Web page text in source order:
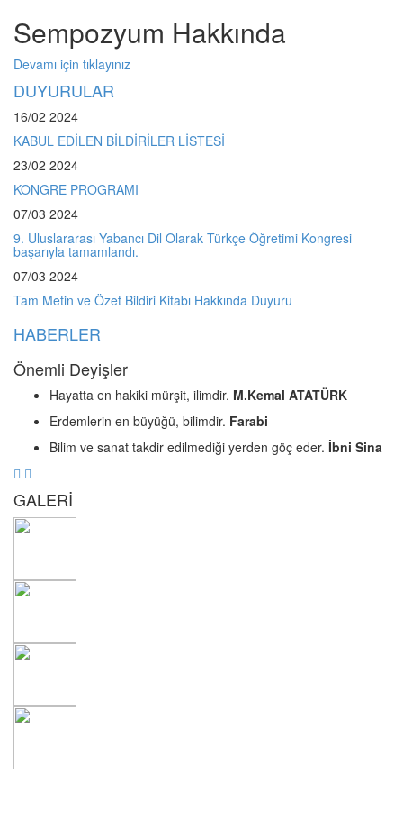
Sempozyum Hakkında
Devamı için tıklayınız
DUYURULAR
16/02 2024
KABUL EDİLEN BİLDİRİLER LİSTESİ
23/02 2024
KONGRE PROGRAMI
07/03 2024
9. Uluslararası Yabancı Dil Olarak Türkçe Öğretimi Kongresi
başarıyla tamamlandı.
07/03 2024
Tam Metin ve Özet Bildiri Kitabı Hakkında Duyuru
HABERLER
Önemli Deyişler
Hayatta en hakiki mürşit, ilimdir. M.Kemal ATATÜRK
Erdemlerin en büyüğü, bilimdir. Farabi
Bilim ve sanat takdir edilmediği yerden göç eder. İbni Sina
GALERİ